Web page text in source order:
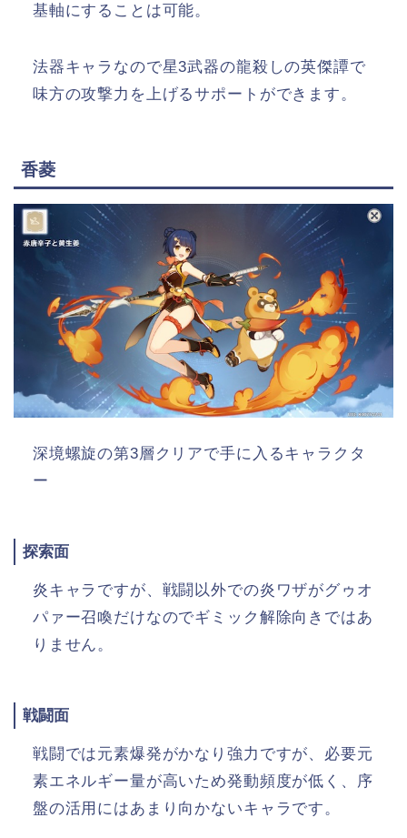
基軸にすることは可能。
法器キャラなので星3武器の龍殺しの英傑譚で
味方の攻撃力を上げるサポートができます。
香菱
深境螺旋の第3層クリアで手に入るキャラクタ
ー
探索面
炎キャラですが、戦闘以外での炎ワザがグゥオ
パァー召喚だけなのでギミック解除向きではあ
りません。
戦闘面
戦闘では元素爆発がかなり強力ですが、必要元
素エネルギー量が高いため発動頻度が低く、序
盤の活用にはあまり向かないキャラです。